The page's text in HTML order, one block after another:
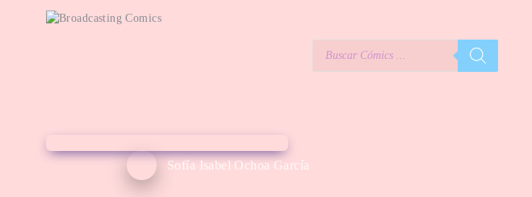
Sofía Isabel Ochoa García